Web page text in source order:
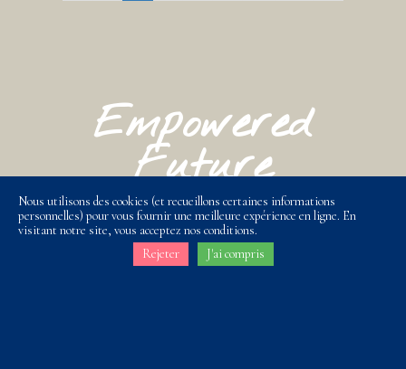
Empowered
Future
info@adventrust-wm.com
+33 (0)6 47 93 36 86
Nous utilisons des cookies (et recueillons certaines informations
personnelles) pour vous fournir une meilleure expérience en ligne. En
visitant notre site, vous acceptez nos conditions.
Rejeter
J'ai compris